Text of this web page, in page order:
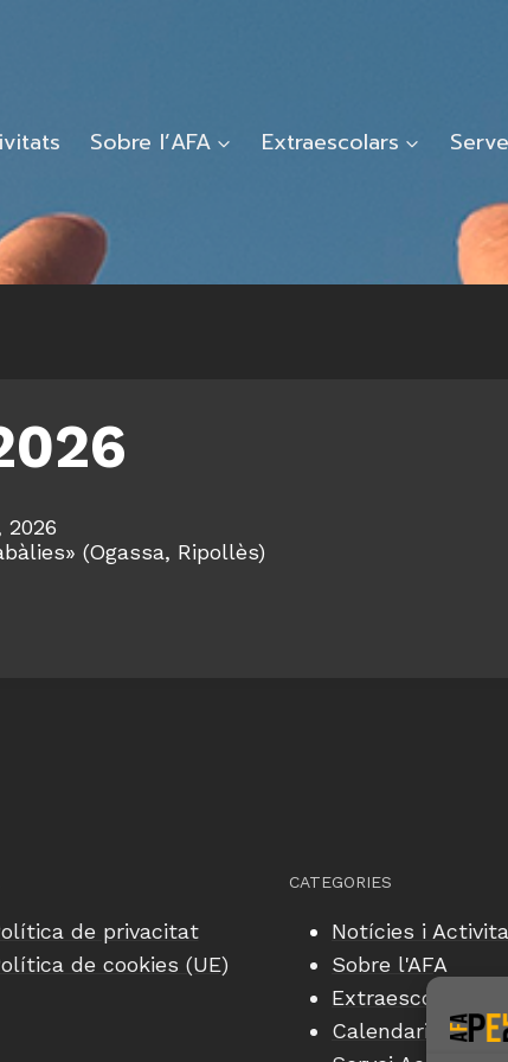
Sobre l’AFA Extraescolars
2026
(Ogassa, Ripollès)
de privacitat
de cookies (UE)
CATEGORIES
Notícies i
Sobre l'AFA
Extraescolars
Calendari